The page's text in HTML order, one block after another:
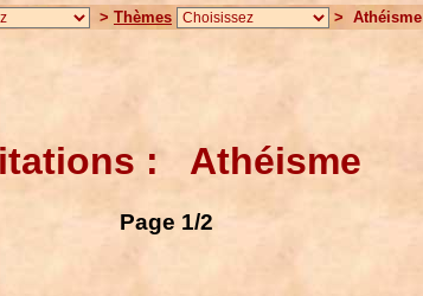
> Thèmes > Athéisme
: Athéisme
Page 1/2